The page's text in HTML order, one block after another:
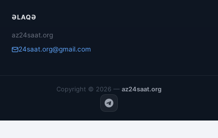
ƏLAQƏ
az24saat.org
24saat.org@gmail.com
Copyright © 2026 — az24saat.org